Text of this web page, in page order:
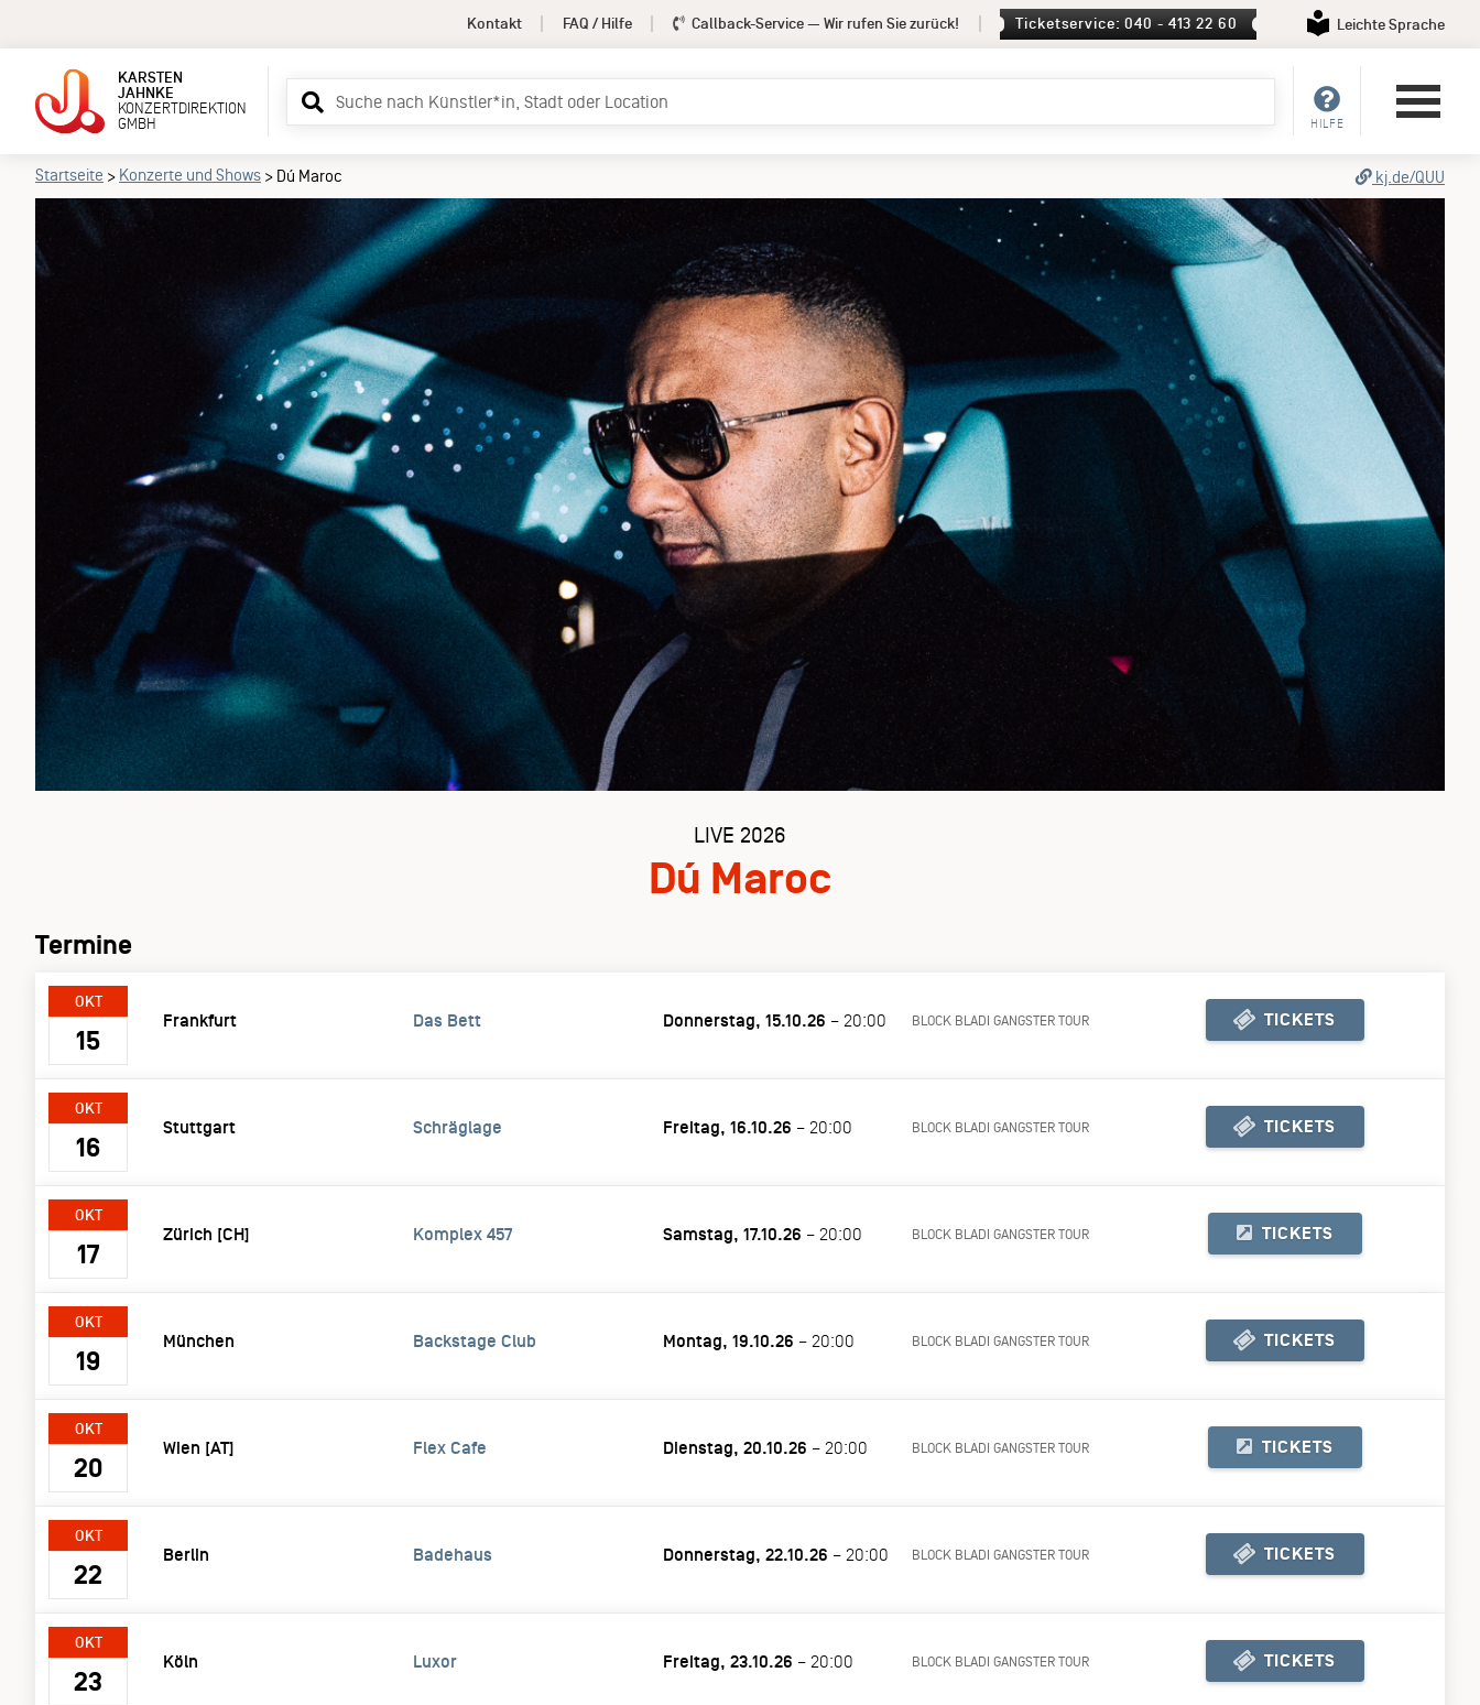
Kontakt FAQ / Hilfe Callback-Service — Wir rufen Sie zurück! Ticketservice: 040 - 413 22 60 Leichte Sprache
KARSTEN
JAHNKE
KONZERTDIREKTION
GMBH
Suchbegriff
eingeben
HILFE
Startseite > Konzerte und Shows > Dú Maroc kj.de/QUU
LIVE 2026
Dú Maroc
Termine
OKT
15
Frankfurt Das Bett Donnerstag, 15.10.26 – 20:00 BLOCK BLADI GANGSTER TOUR TICKETS
OKT
16
Stuttgart Schräglage Freitag, 16.10.26 – 20:00 BLOCK BLADI GANGSTER TOUR TICKETS
OKT
17
Zürich [CH] Komplex 457 Samstag, 17.10.26 – 20:00 BLOCK BLADI GANGSTER TOUR TICKETS
OKT
19
München Backstage Club Montag, 19.10.26 – 20:00 BLOCK BLADI GANGSTER TOUR TICKETS
OKT
20
Wien [AT] Flex Cafe Dienstag, 20.10.26 – 20:00 BLOCK BLADI GANGSTER TOUR TICKETS
OKT
22
Berlin Badehaus Donnerstag, 22.10.26 – 20:00 BLOCK BLADI GANGSTER TOUR TICKETS
OKT
23
Köln Luxor Freitag, 23.10.26 – 20:00 BLOCK BLADI GANGSTER TOUR TICKETS